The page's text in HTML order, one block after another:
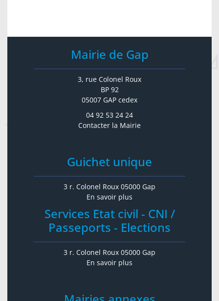
Mairie de Gap
3, rue Colonel Roux
BP 92
05007 GAP cedex
04 92 53 24 24
Contacter la Mairie
Guichet unique
3 r. Colonel Roux 05000 Gap
En savoir plus
Services Etat civil - CNI /
Passeports - Elections
3 r. Colonel Roux 05000 Gap
En savoir plus